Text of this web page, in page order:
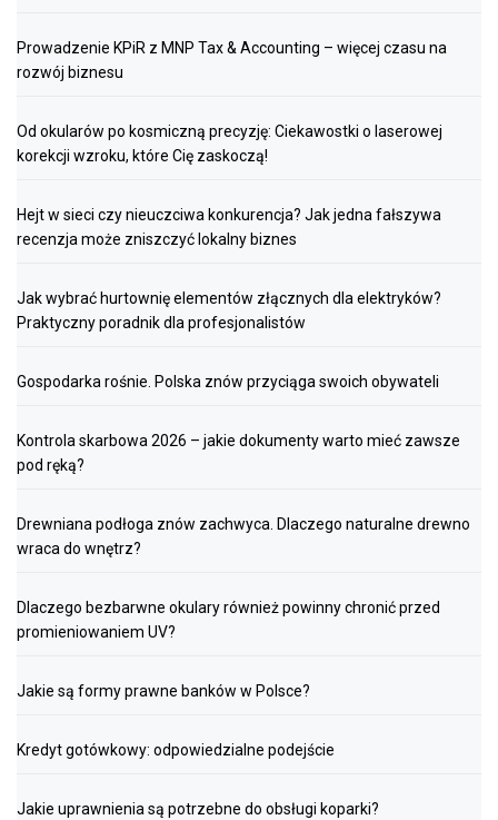
Prowadzenie KPiR z MNP Tax & Accounting – więcej czasu na
rozwój biznesu
Od okularów po kosmiczną precyzję: Ciekawostki o laserowej
korekcji wzroku, które Cię zaskoczą!
Hejt w sieci czy nieuczciwa konkurencja? Jak jedna fałszywa
recenzja może zniszczyć lokalny biznes
Jak wybrać hurtownię elementów złącznych dla elektryków?
Praktyczny poradnik dla profesjonalistów
Gospodarka rośnie. Polska znów przyciąga swoich obywateli
Kontrola skarbowa 2026 – jakie dokumenty warto mieć zawsze
pod ręką?
Drewniana podłoga znów zachwyca. Dlaczego naturalne drewno
wraca do wnętrz?
Dlaczego bezbarwne okulary również powinny chronić przed
promieniowaniem UV?
Jakie są formy prawne banków w Polsce?
Kredyt gotówkowy: odpowiedzialne podejście
Jakie uprawnienia są potrzebne do obsługi koparki?